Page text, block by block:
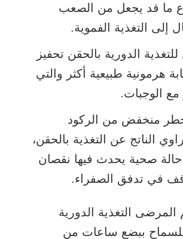
ما قد يجعل من الصعب
إلى التغذية الفموية.
الدورية بالحقن تحفيز
هرمونية طبيعية أكثر والتي
الوجبات.
منخفض من الركود
الناتج عن التغذية بالحقن،
صحية يحدث فيها نقصان
في تدفق الصفراء.
التغذية الدورية
للسماح ببضع ساعات من